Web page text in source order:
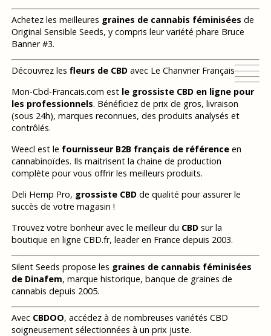
Achetez les meilleures graines de cannabis féminisées de
Original Sensible Seeds, y compris leur variété phare Bruce
Banner #3.
Découvrez les fleurs de CBDavec Le Chanvrier Français
Mon-Cbd-Francais.com est le grossiste CBD en ligne pour
les professionnels. Bénéficiez de prix de gros, livraison
(sous 24h), marques reconnues, des produits analysés et
contrôlés.
Weecl est le fournisseur B2B français de référenceen
cannabinoïdes. Ils maitrisent la chaine de production
complète pour vous offrir les meilleurs produits.
Deli Hemp Pro, grossiste CBDde qualité pour assurer le
succès de votre magasin !
Trouvez votre bonheur avec le meilleur du CBDsur la
boutique en ligne CBD.fr, leader en France depuis 2003.
Silent Seeds propose les graines de cannabis féminisées
de Dinafem, marque historique, banque de graines de
cannabis depuis 2005.
Avec CBDOO, accédez à de nombreuses variétés CBD
soigneusement sélectionnées à un prix juste.